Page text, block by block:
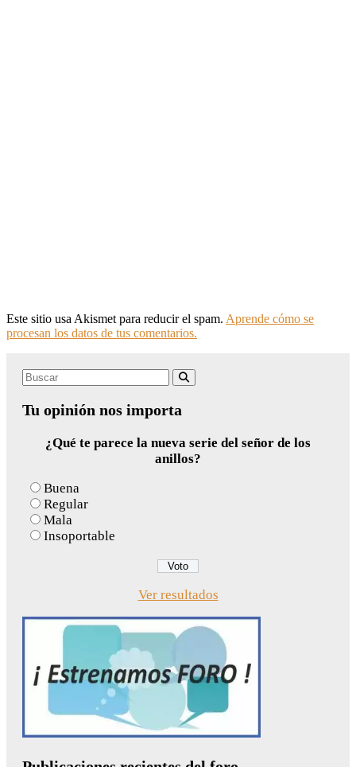
Este sitio usa Akismet para reducir el spam. Aprende cómo se
procesan los datos de tus comentarios.
Search
Tu opinión nos importa
¿Qué te parece la nueva serie del señor de los
anillos?
Buena
Regular
Mala
Insoportable
Ver resultados